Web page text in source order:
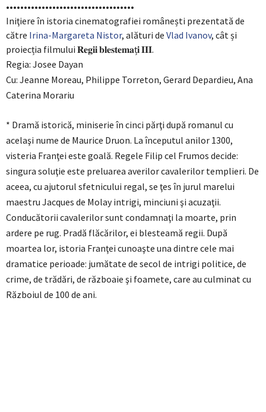
••••••••••••••••••••••••••••••••••••
Iniţiere în istoria cinematografiei românești prezentată de
către Irina-Margareta Nistor, alături de Vlad Ivanov, cât și
proiecția filmului 𝐑𝐞𝐠𝐢𝐢 𝐛𝐥𝐞𝐬𝐭𝐞𝐦𝐚ț𝐢 𝐈𝐈𝐈.
Regia: Josee Dayan
Cu: Jeanne Moreau, Philippe Torreton, Gerard Depardieu, Ana
Caterina Morariu
* Dramă istorică, miniserie în cinci părţi după romanul cu
acelaşi nume de Maurice Druon. La începutul anilor 1300,
visteria Franţei este goală. Regele Filip cel Frumos decide:
singura soluţie este preluarea averilor cavalerilor templieri. De
aceea, cu ajutorul sfetnicului regal, se ţes în jurul marelui
maestru Jacques de Molay intrigi, minciuni şi acuzaţii.
Conducătorii cavalerilor sunt condamnaţi la moarte, prin
ardere pe rug. Pradă flăcărilor, ei blesteamă regii. După
moartea lor, istoria Franţei cunoaşte una dintre cele mai
dramatice perioade: jumătate de secol de intrigi politice, de
crime, de trădări, de războaie şi foamete, care au culminat cu
Războiul de 100 de ani.